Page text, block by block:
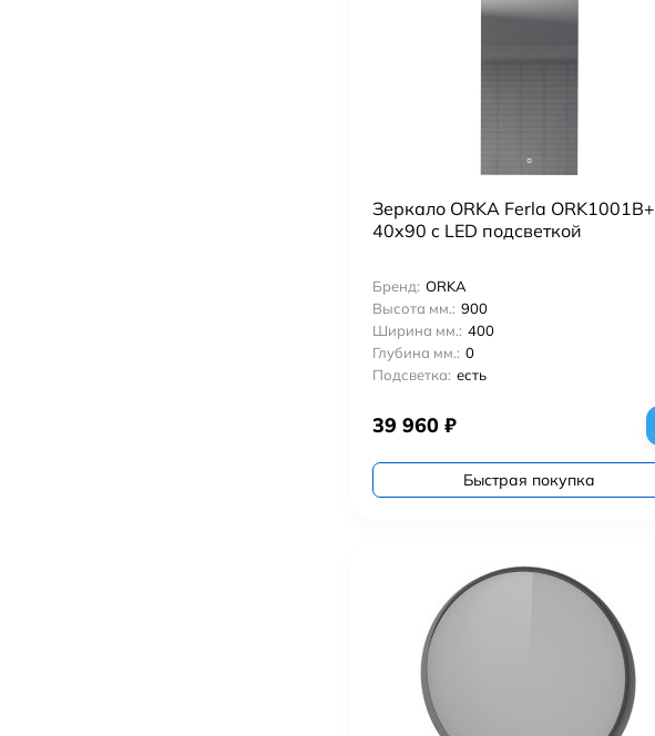
Зеркало ORKA Ferla ORK1001B+
40x90 c LED подсветкой
Бренд: ORKA
Высота мм.: 900
Ширина мм.: 400
Глубина мм.: 0
Подсветка: есть
39 960 ₽
Быстрая покупка